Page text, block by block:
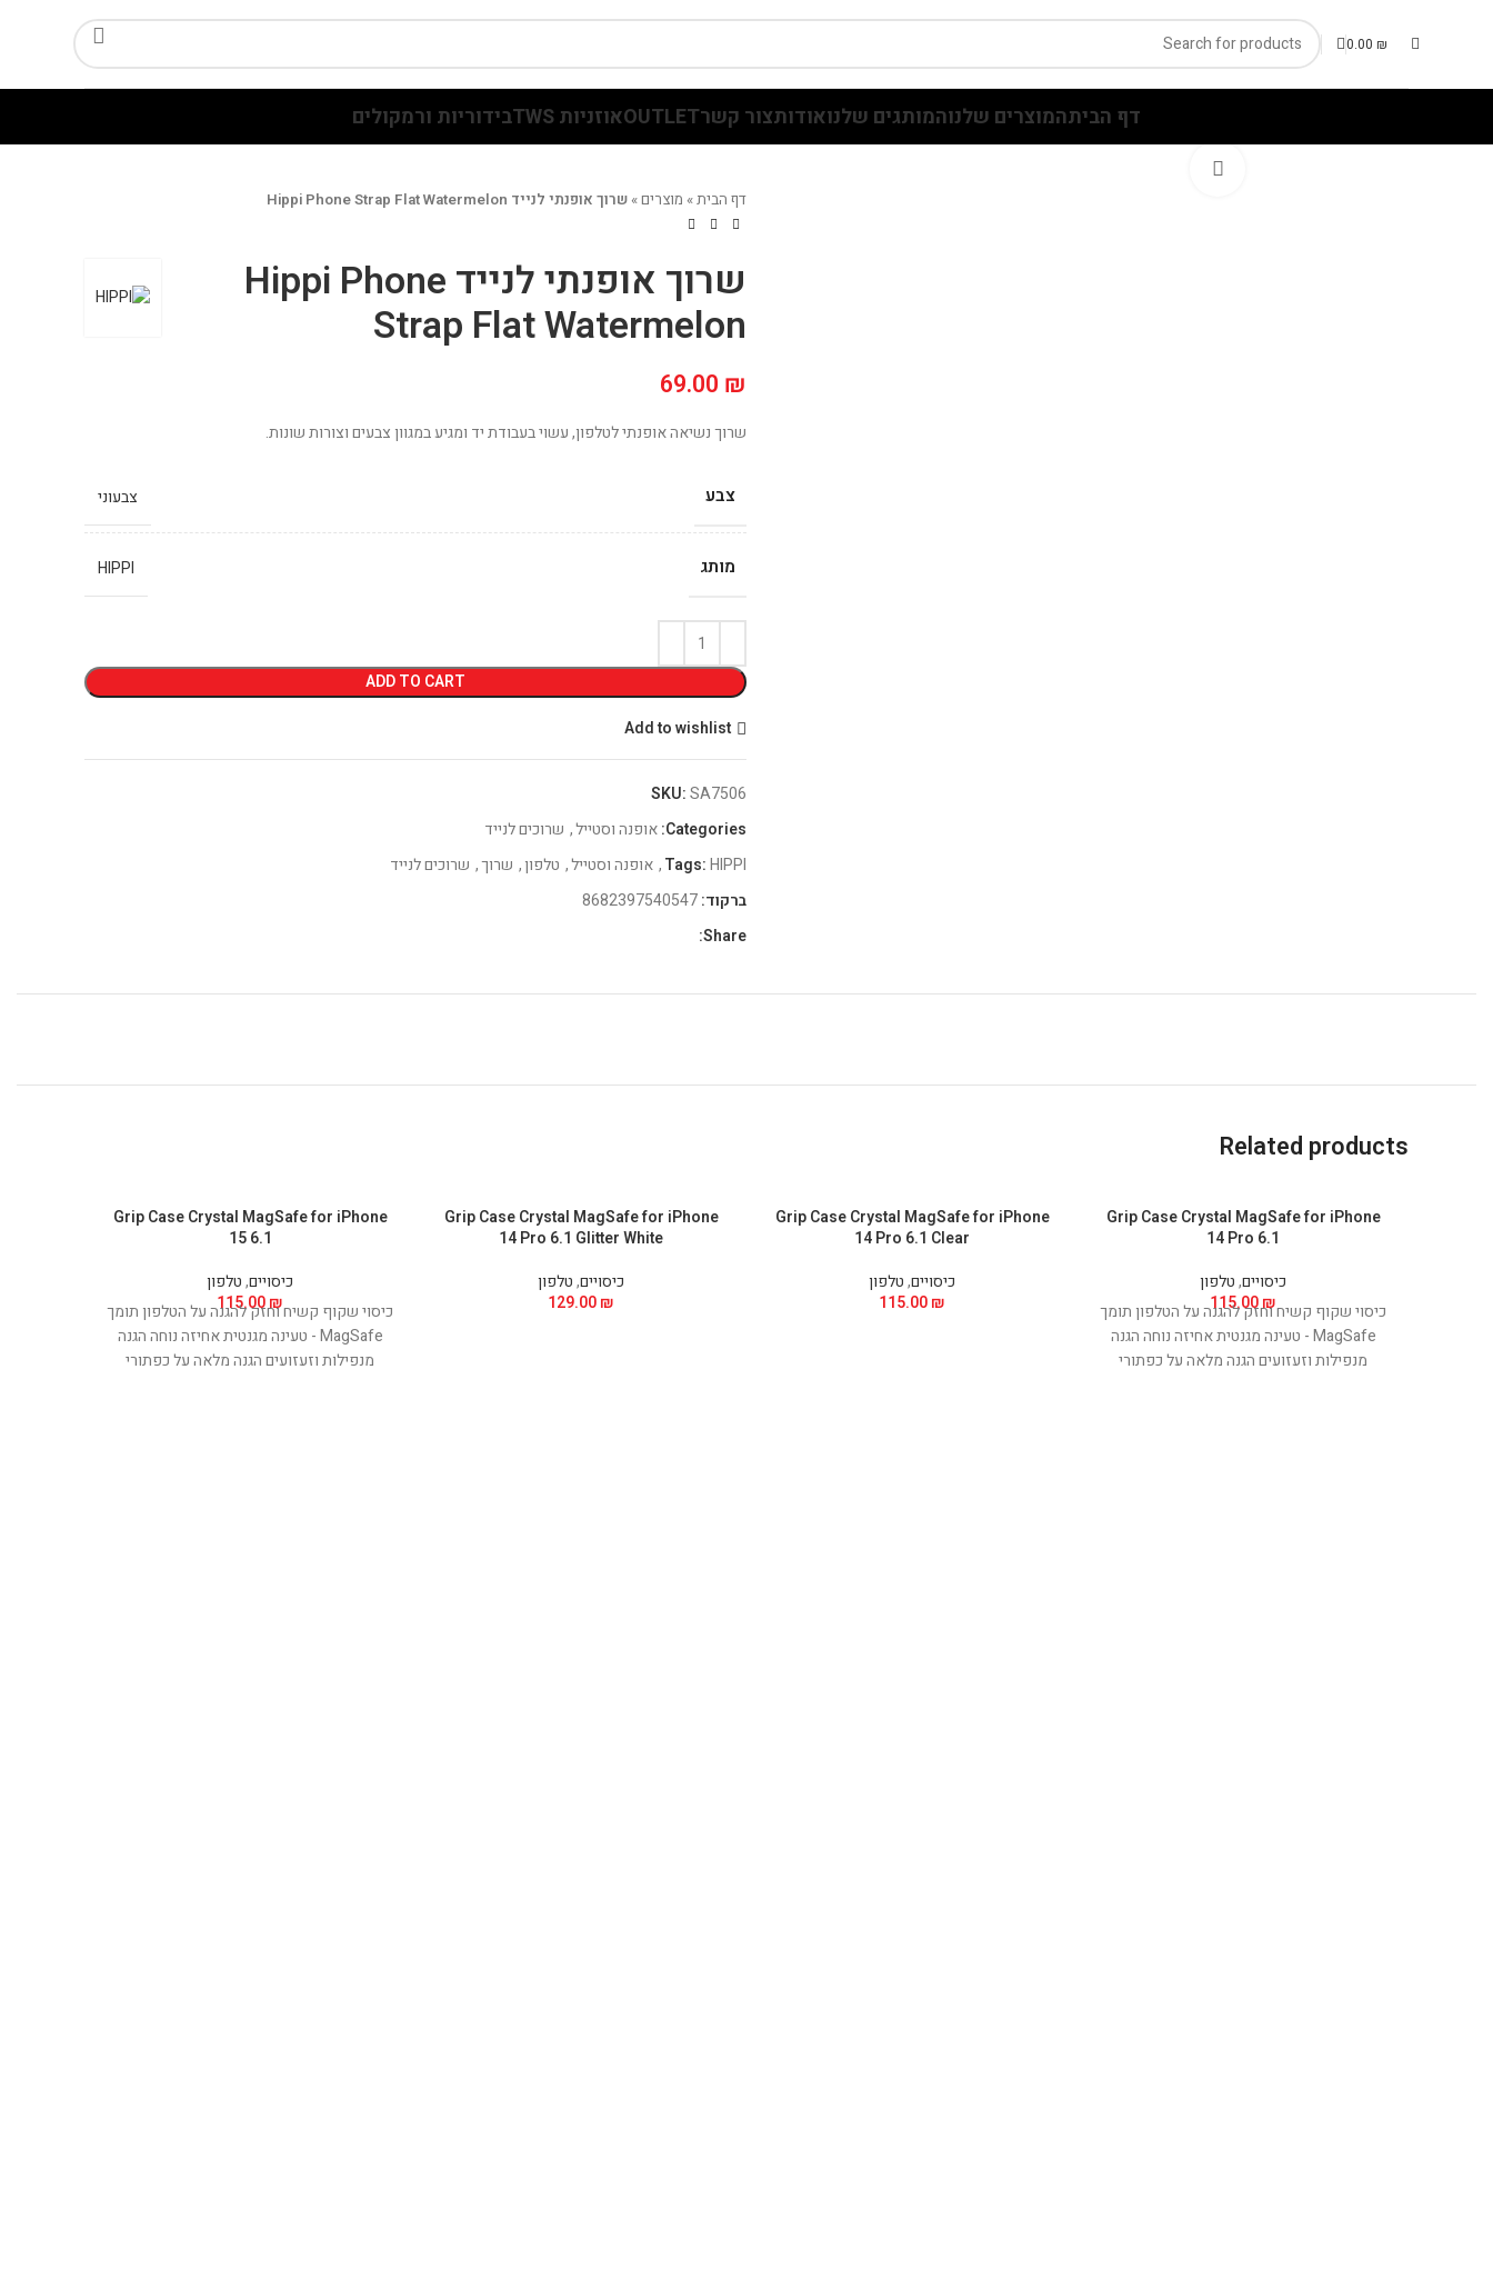
0.00 ₪
דף הביתהמוצרים שלנוהמותגים שלנואודותצור קשרOUTLETאוזניות TWS בידוריות ורמקולים
דף הבית» מוצרים»שרוך אופנתי לנייד Hippi Phone Strap Flat Watermelon
שרוך אופנתי לנייד Hippi Phone
Strap Flat Watermelon
69.00 ₪
שרוך נשיאה אופנתי לטלפון, עשוי בעבודת יד ומגיע במגוון צבעים וצורות שונות.
צבע צבעוני
מותג HIPPI
ADD TO CART
Add to wishlist
SKU:SA7506
Categories: אופנה וסטייל, שרוכים לנייד
Tags:HIPPI
, אופנה וסטייל, טלפון, שרוך, שרוכים לנייד
ברקוד:
Share:
Related products
Grip Case Crystal MagSafe for iPhone
14 Pro 6.1
כיסויים,טלפון
115.00₪
כיסוי שקוף קשיח וחזק להגנה על הטלפון תומך
MagSafe - טעינה מגנטית אחיזה נוחה הגנה
מנפילות וזעזועים הגנה מלאה על כפתורי
Grip Case Crystal MagSafe for iPhone
14 Pro 6.1 Clear
כיסויים,טלפון
115.00₪
Grip Case Crystal MagSafe for iPhone
14 Pro 6.1 Glitter White
כיסויים,טלפון
129.00₪
Grip Case Crystal MagSafe for iPhone
15 6.1
כיסויים,טלפון
115.00₪
כיסוי שקוף קשיח וחזק להגנה על הטלפון תומך
MagSafe - טעינה מגנטית אחיזה נוחה הגנה
מנפילות וזעזועים הגנה מלאה על כפתורי